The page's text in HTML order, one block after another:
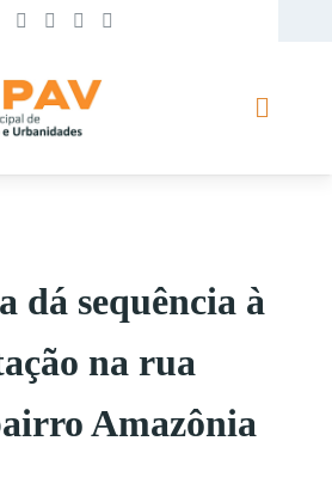
dá sequência à
na rua
Amazônia